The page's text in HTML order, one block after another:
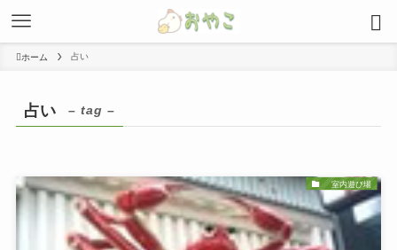
ホーム 占い
占い – tag –
室内遊び場